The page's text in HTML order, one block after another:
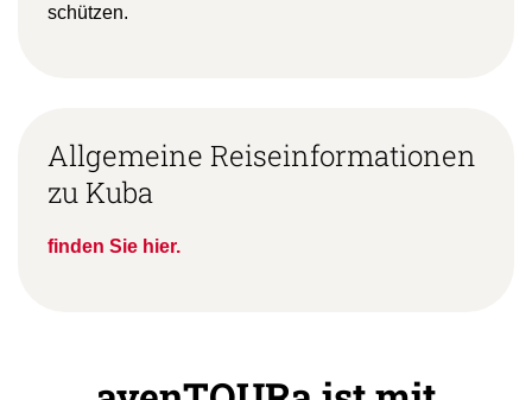
schützen.
Allgemeine Reiseinformationen
zu Kuba
finden Sie hier.